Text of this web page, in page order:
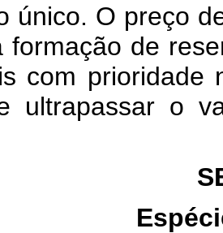
único. O preço
formação de
com
ultrapassar o